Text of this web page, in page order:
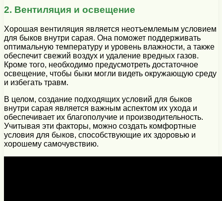
2. Вентиляция и освещение
Хорошая вентиляция является неотъемлемым условием
для быков внутри сарая. Она поможет поддерживать
оптимальную температуру и уровень влажности, а также
обеспечит свежий воздух и удаление вредных газов.
Кроме того, необходимо предусмотреть достаточное
освещение, чтобы быки могли видеть окружающую среду
и избегать травм.
В целом, создание подходящих условий для быков
внутри сарая является важным аспектом их ухода и
обеспечивает их благополучие и производительность.
Учитывая эти факторы, можно создать комфортные
условия для быков, способствующие их здоровью и
хорошему самочувствию.